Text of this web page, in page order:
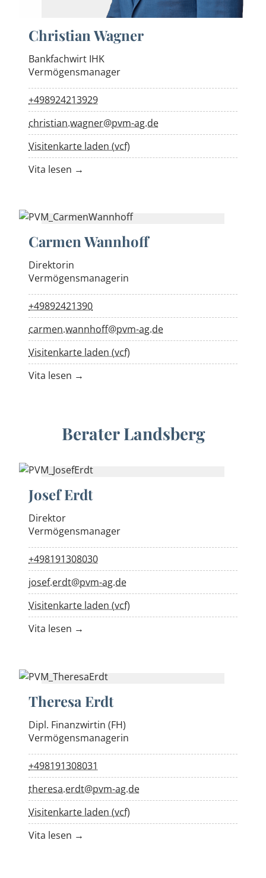
Christian Wagner
Bankfachwirt IHK
Vermögensmanager
+498924213929
christian.wagner@pvm-ag.de
Visitenkarte laden (vcf)
Vita lesen →
Carmen Wannhoff
Direktorin
Vermögensmanagerin
+49892421390
carmen.wannhoff@pvm-ag.de
Visitenkarte laden (vcf)
Vita lesen →
Berater Landsberg
Josef Erdt
Direktor
Vermögensmanager
+498191308030
josef.erdt@pvm-ag.de
Visitenkarte laden (vcf)
Vita lesen →
Theresa Erdt
Dipl. Finanzwirtin (FH)
Vermögensmanagerin
+498191308031
theresa.erdt@pvm-ag.de
Visitenkarte laden (vcf)
Vita lesen →